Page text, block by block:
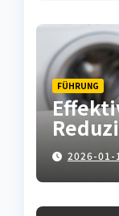
FÜHRUNG
2026-01-